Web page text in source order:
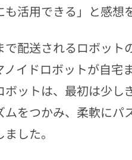
活用できる」と感想
配送されるロボッ
ノイドロボットが自
ボットは、最初は少
をつかみ、柔軟に
した。